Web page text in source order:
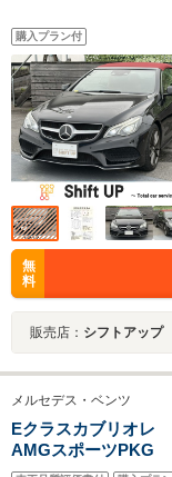
購入プラン付
無
料
販売店： シフトアッ
メルセデス・ベンツ
Eクラスカブリオ
AMGスポーツPKG